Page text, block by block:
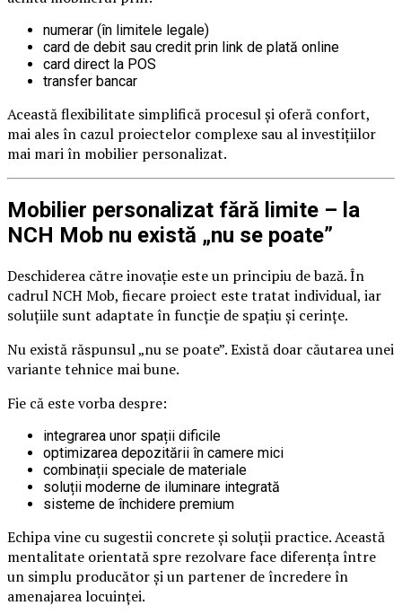
numerar (în limitele legale)
card de debit sau credit prin link de plată online
card direct la POS
transfer bancar
Această flexibilitate simplifică procesul și oferă confort,
mai ales în cazul proiectelor complexe sau al investițiilor
mai mari în mobilier personalizat.
Mobilier personalizat fără limite – la
NCH Mob nu există „nu se poate”
Deschiderea către inovație este un principiu de bază. În
cadrul NCH Mob, fiecare proiect este tratat individual, iar
soluțiile sunt adaptate în funcție de spațiu și cerințe.
Nu există răspunsul „nu se poate”. Există doar căutarea unei
variante tehnice mai bune.
Fie că este vorba despre:
integrarea unor spații dificile
optimizarea depozitării în camere mici
combinații speciale de materiale
soluții moderne de iluminare integrată
sisteme de închidere premium
Echipa vine cu sugestii concrete și soluții practice. Această
mentalitate orientată spre rezolvare face diferența între
un simplu producător și un partener de încredere în
amenajarea locuinței.